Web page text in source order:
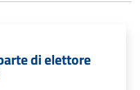
di elettore